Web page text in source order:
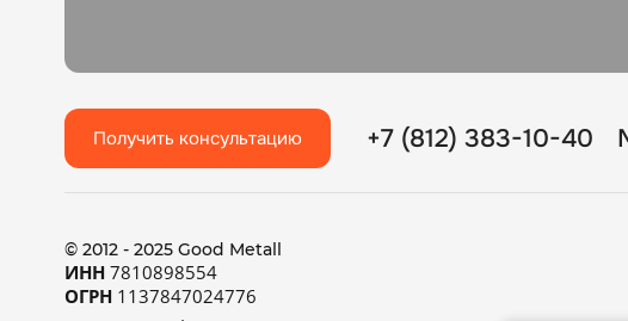
Получить консультацию +7 (812) 383-10-40
© 2012 - 2025 Good Metall
ИНН7810898554
ОГРН1137847024776